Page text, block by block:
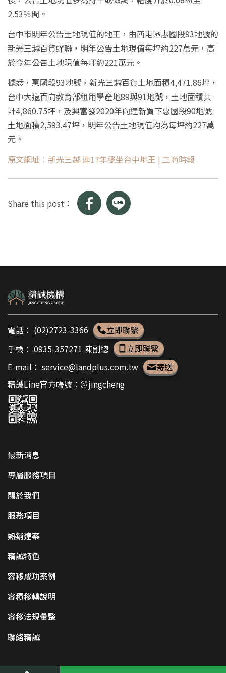
2.53％間。
台中市明年公告土地現值的地王，由西屯區惠國段93地號的
新光三越百貨蟬聯，明年公告土地現值每坪約227萬元，高
於今年公告土地現值每坪約221萬元。
據悉，惠國段93地號，新光三越百貨土地面積4,471.86坪，
台中大遠百向教育部租用學產地89與91地號，土地面積共
計4,860.75坪，及興富發2020年向達新買下惠國段90地號
土地面積2,593.47坪，明年公告土地現值均為每坪約227萬
元。
原文網址：新光三越 連17年穩坐台中地王 | 工商時報
Share this post：
電話： (02)2723-3366
立即聯繫
手機： 0935-357271 陳副總
立即聯繫
E-mail： service@landplus.com.tw
寄送
精誠Line官方帳號：＠jingcheng
最新消息
專屬服務項目
關於我們
服務項目
熱銷建案
精誠特色
容移成功案例
容積移轉說明
容移法規彙整
聯絡精誠